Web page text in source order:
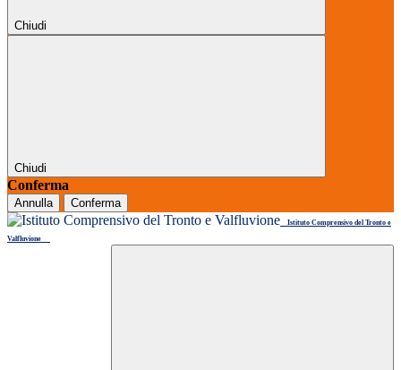
Chiudi
Chiudi
Conferma
Annulla Conferma
Istituto Comprensivo del Tronto e
Valfluvione